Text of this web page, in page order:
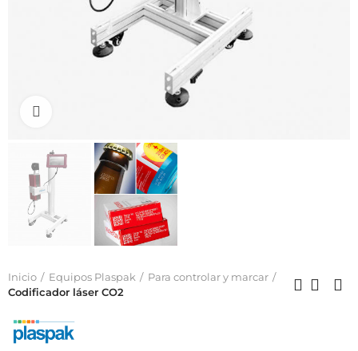
Inicio Equipos Plaspak
Para controlar y marcar
Codificador láser CO2